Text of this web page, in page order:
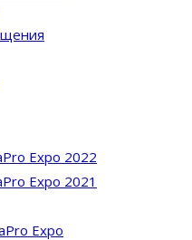
Expo 2022
Expo 2021
Expo